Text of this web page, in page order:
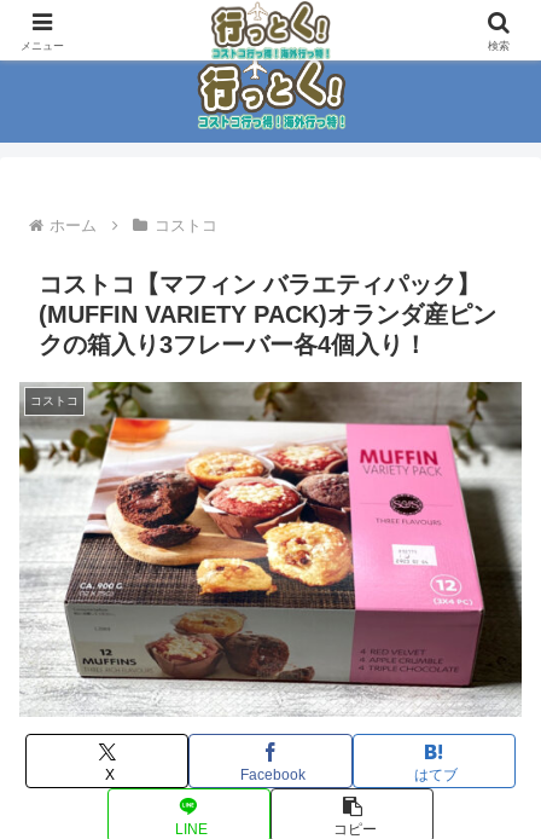
コストコ大好き家族がイチ押商品紹介！！
ホーム コストコ
コストコ【マフィン バラエティパック】
(MUFFIN VARIETY PACK)オランダ産ピン
クの箱入り3フレーバー各4個入り！
コストコ
X Facebook はてブ
LINE コピー
メニュー 検索